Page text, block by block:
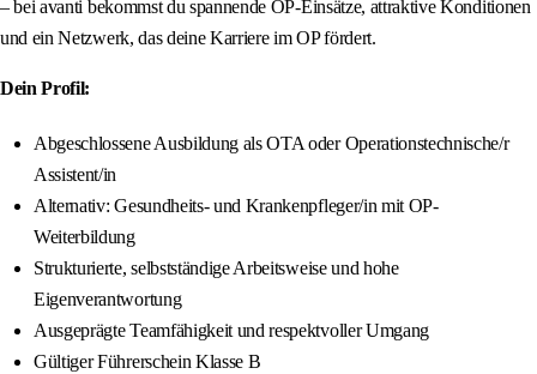
– bei avanti bekommst du spannende OP-Einsätze, attraktive Konditionen
und ein Netzwerk, das deine Karriere im OP fördert.
Dein Profil:
Abgeschlossene Ausbildung als OTA oder Operationstechnische/r
Assistent/in
Alternativ: Gesundheits- und Krankenpfleger/in mit OP-
Weiterbildung
Strukturierte, selbstständige Arbeitsweise und hohe
Eigenverantwortung
Ausgeprägte Teamfähigkeit und respektvoller Umgang
Gültiger Führerschein Klasse B